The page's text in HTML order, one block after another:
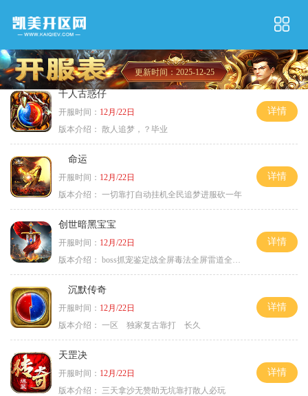
更新时间：2025-12-25
千人古惑仔
开服时间： 12月/22日
版本介绍： 散人追梦，？毕业
详情
命运
开服时间： 12月/22日
版本介绍： 一切靠打自动挂机全民追梦进服砍一年
详情
创世暗黑宝宝
开服时间： 12月/22日
版本介绍： boss抓宠鉴定战全屏毒法全屏雷道全屏狗
详情
沉默传奇
开服时间： 12月/22日
版本介绍： 一区 独家复古靠打 长久
详情
天罡决
开服时间： 12月/22日
版本介绍：
三天拿沙无赞助无坑靠打散人必玩
详情